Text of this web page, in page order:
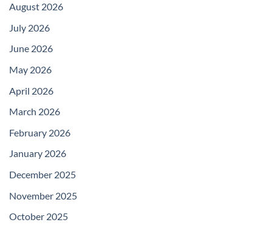
August 2026
July 2026
June 2026
May 2026
April 2026
March 2026
February 2026
January 2026
December 2025
November 2025
October 2025